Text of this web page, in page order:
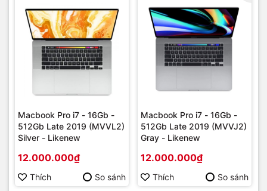
Macbook Pro i7 - 16Gb -
512Gb Late 2019 (MVVL2)
Silver - Likenew
12.000.000₫
Thích So sánh
Macbook Pro i7 - 16Gb -
512Gb Late 2019 (MVVJ2)
Gray - Likenew
12.000.000₫
Thích So sánh